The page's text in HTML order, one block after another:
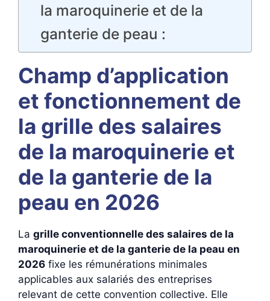
la maroquinerie et de la
ganterie de peau :
Champ d’application
et fonctionnement de
la grille des salaires
de la maroquinerie et
de la ganterie de la
peau en 2026
La grille conventionnelle des salaires de la
maroquinerie et de la ganterie de la peau en
2026 fixe les rémunérations minimales
applicables aux salariés des entreprises
relevant de cette convention collective. Elle